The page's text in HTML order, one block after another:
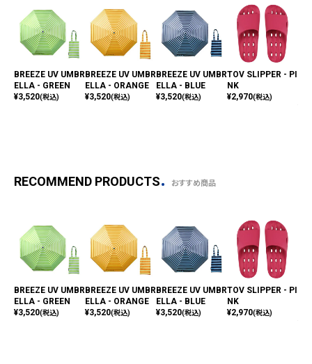
BREEZE UV UMBR
ELLA - GREEN
¥3,520(税込)
BREEZE UV UMBR
ELLA - ORANGE
¥3,520(税込)
BREEZE UV UMBR
ELLA - BLUE
¥3,520(税込)
TOV SLIPPER - PI
NK
¥2,970(税込)
RECOMMEND PRODUCTS おすすめ商品
BREEZE UV UMBR
ELLA - GREEN
¥3,520(税込)
BREEZE UV UMBR
ELLA - ORANGE
¥3,520(税込)
BREEZE UV UMBR
ELLA - BLUE
¥3,520(税込)
TOV SLIPPER - PI
NK
¥2,970(税込)